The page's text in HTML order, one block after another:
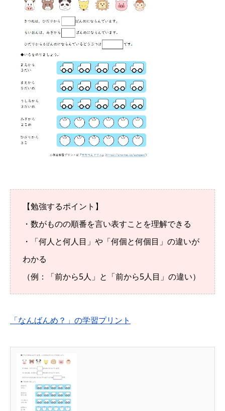
【勉強するポイント】
・数がものの順番を言い表すことを理解できる
・「何人と何人目」や「何個と何個目」の違いが
わかる
（例：「前から5人」と「前から5人目」の違い）
「なんばんめ？」の学習プリント